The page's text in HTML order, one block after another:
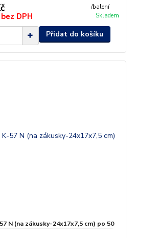
/balení
bez DPH Skladem
Přidat do košíku
N (na zákusky-24x17x7,5 cm) po 50